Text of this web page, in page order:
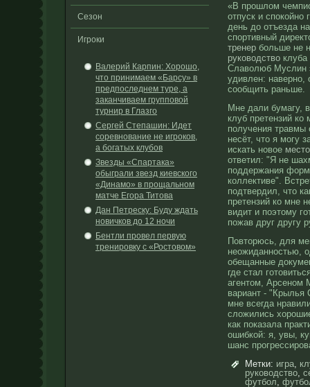
Сезон
Игроки
Валерий Карпин: Хорошо,
что принимаем «Барсу» в
предпоследнем туре, а
заканчиваем групповой
турнир в Глазго
Сергей Степашин: Идет
соревнование не игроков,
а богатых клубов
Звезды «Спартака»
обыграли звезд киевского
«Динамо» в прощальном
матче Егора Титова
Дан Петреску: Буду ждать
новичков до 12 ночи
Бентли провел первую
тренировку с «Ростовом»
«В прошлом
отпуск и спокойно
день до отъезда
спортивный
тренер больше не
руководство
Славолюб Муслин
удивлен:
сообщить раньше.
Мне дали бумагу,
клуб претензий
получения травмы
несёт, что я могу
искать новое место
ответил: "Я не
поддержания
коллективе".
подтвердил, что
претензий ко мне
видит и поэтому
пожав друг другу
Повторюсь, для
неожиданностью,
обещанные
где стал
агентом, Арсеном
вариант - "Крылья
мне всегда
сложились
как показала
ошибкой: я, увы,
шанс
Метки: игра,
руководство,
футбол,